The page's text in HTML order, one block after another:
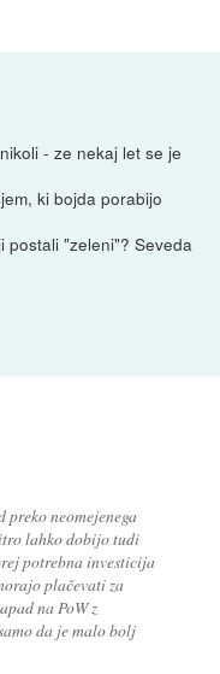
- ze nekaj let se je
ki bojda porabijo
postali "zeleni"? Seveda
neomejenega
lahko dobijo tudi
potrebna investicija
plačevati za
na PoW z
da je malo bolj